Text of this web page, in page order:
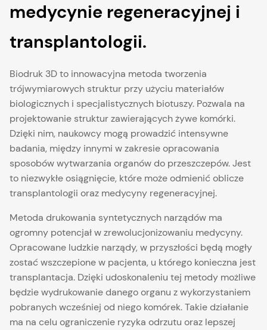
medycynie regeneracyjnej i
transplantologii.
Biodruk 3D to innowacyjna metoda tworzenia
trójwymiarowych struktur przy użyciu materiałów
biologicznych i specjalistycznych biotuszy. Pozwala na
projektowanie struktur zawierających żywe komórki.
Dzięki nim, naukowcy mogą prowadzić intensywne
badania, między innymi w zakresie opracowania
sposobów wytwarzania organów do przeszczepów. Jest
to niezwykłe osiągnięcie, które może odmienić oblicze
transplantologii oraz medycyny regeneracyjnej.
Metoda drukowania syntetycznych narządów ma
ogromny potencjał w zrewolucjonizowaniu medycyny.
Opracowane ludzkie narządy, w przyszłości będą mogły
zostać wszczepione w pacjenta, u którego konieczna jest
transplantacja. Dzięki udoskonaleniu tej metody możliwe
będzie wydrukowanie danego organu z wykorzystaniem
pobranych wcześniej od niego komórek. Takie działanie
ma na celu ograniczenie ryzyka odrzutu oraz lepszej